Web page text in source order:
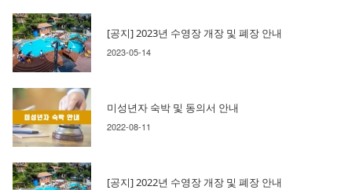
[공지] 2023년 수영장 개장 및 폐장 안내
2023-05-14
미성년자 숙박 및 동의서 안내
2022-08-11
[공지] 2022년 수영장 개장 및 폐장 안내